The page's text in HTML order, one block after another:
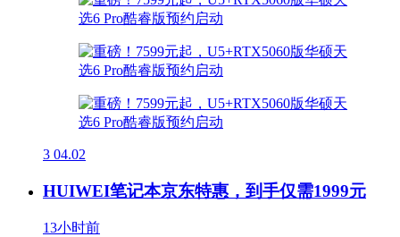
3 04.02
HUIWEI笔记本京东特惠，到手仅需1999元
13小时前